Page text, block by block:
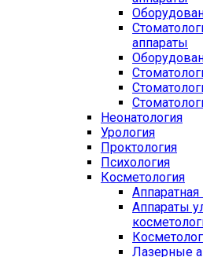
аппараты
Неонатология
Урология
Проктология
Психология
Косметология
Аппараты
Лазерные